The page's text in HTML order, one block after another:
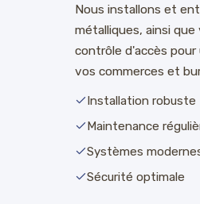
Nous installons et
métalliques, ainsi
contrôle d'accès
vos commerces et
Installation robuste
Maintenance
Systèmes
Sécurité optimale